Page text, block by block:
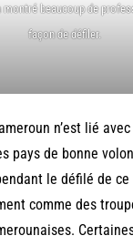
montré beaucoup de
façon de défiler.
n’est lié
pays de bonne
le défilé de ce
comme des